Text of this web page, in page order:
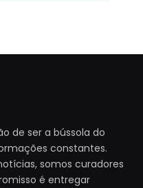
de ser a bússola do
constantes.
somos curadores
é entregar